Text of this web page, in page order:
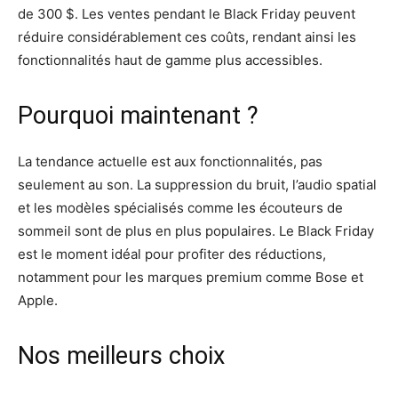
de 300 $. Les ventes pendant le Black Friday peuvent
réduire considérablement ces coûts, rendant ainsi les
fonctionnalités haut de gamme plus accessibles.
Pourquoi maintenant ?
La tendance actuelle est aux fonctionnalités, pas
seulement au son. La suppression du bruit, l’audio spatial
et les modèles spécialisés comme les écouteurs de
sommeil sont de plus en plus populaires. Le Black Friday
est le moment idéal pour profiter des réductions,
notamment pour les marques premium comme Bose et
Apple.
Nos meilleurs choix